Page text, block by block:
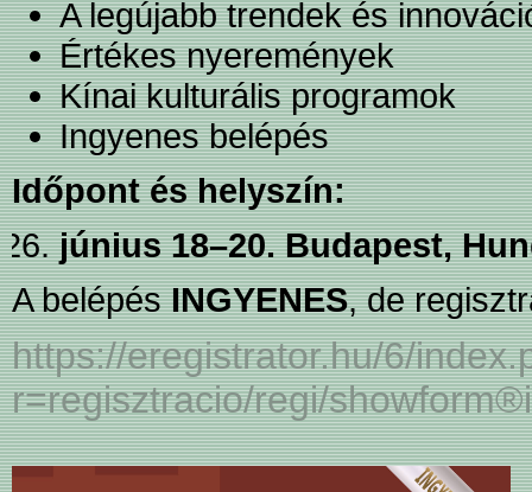
A legújabb trendek és
Értékes nyeremények
Kínai kulturális programok
Ingyenes belépés
Időpont és helyszín:
június 18–20. Budapest,
A belépésINGYENES, de
https://eregistrator.hu/6/
r=regisztracio/regi/